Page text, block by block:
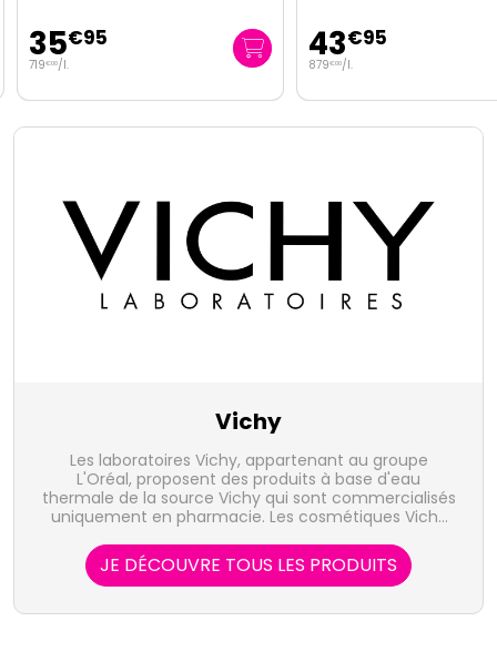
35€95
719€00/l. 43€95
879€00/l.
Vichy
Les laboratoires Vichy, appartenant au groupe
L'Oréal, proposent des produits à base d'eau
thermale de la source Vichy qui sont commercialisés
uniquement en pharmacie. Les cosmétiques Vichy
cheveux tels que Liftactiv, Capital Soleil, Normaderm
ou Dermablend sont destinés aux hommes, femmes
et enfants.
JE DÉCOUVRE TOUS LES PRODUITS